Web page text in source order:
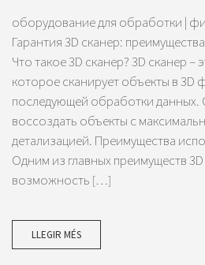
оборудование для обработки |
Гарантия 3D сканер:
Что такое 3D сканер? 3D сканер
которое сканирует объекты в 3D
последующей обработки данных.
воссоздать объекты с
детализацией. Преимущества
Одним из главных преимуществ
возможность […]
LLEGIR MÉS